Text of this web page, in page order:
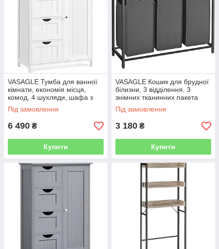
VASAGLE Тумба для ванної
кімнати, економія місця,
комод, 4 шухляди, шафа з
дверцятами, регульована
полиця, 35 x 65 x 90 см,
Під замовлення
6 490 ₴
Купити
VASAGLE Кошик для брудної
білизни, 3 відділення, 3
знімних тканинних пакета
Oxford, верх, металевий
каркас, 3 x 38 л, 92,5 x 33 x
Під замовлення
3 180 ₴
Купити